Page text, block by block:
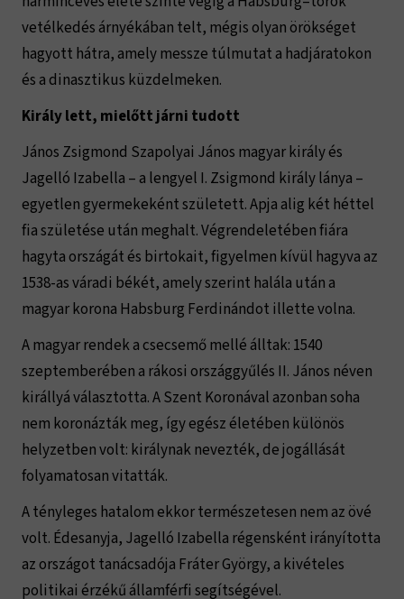
vetélkedés árnyékában telt, mégis olyan örökséget
hagyott hátra, amely messze túlmutat a hadjáratokon
és a dinasztikus küzdelmeken.
Király lett, mielőtt járni tudott
János Zsigmond Szapolyai János magyar király és
Jagelló Izabella – a lengyel I. Zsigmond király lánya –
egyetlen gyermekeként született. Apja alig két héttel
fia születése után meghalt. Végrendeletében fiára
hagyta országát és birtokait, figyelmen kívül hagyva az
1538-as váradi békét, amely szerint halála után a
magyar korona Habsburg Ferdinándot illette volna.
A magyar rendek a csecsemő mellé álltak: 1540
szeptemberében a rákosi országgyűlés II. János néven
királlyá választotta. A Szent Koronával azonban soha
nem koronázták meg, így egész életében különös
helyzetben volt: királynak nevezték, de jogállását
folyamatosan vitatták.
A tényleges hatalom ekkor természetesen nem az övé
volt. Édesanyja, Jagelló Izabella régensként irányította
az országot tanácsadója Fráter György, a kivételes
politikai érzékű államférfi segítségével.